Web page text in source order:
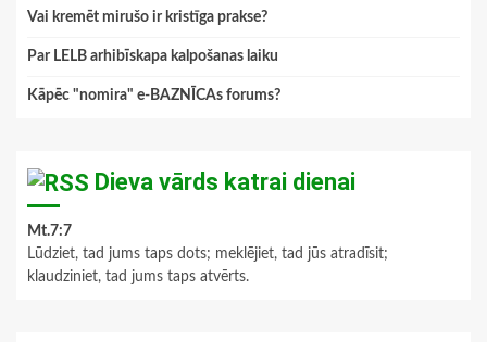
Vai kremēt mirušo ir kristīga prakse?
Par LELB arhibīskapa kalpošanas laiku
Kāpēc "nomira" e-BAZNĪCAs forums?
Dieva vārds katrai dienai
Mt.7:7
Lūdziet, tad jums taps dots; meklējiet, tad jūs atradīsit;
klaudziniet, tad jums taps atvērts.